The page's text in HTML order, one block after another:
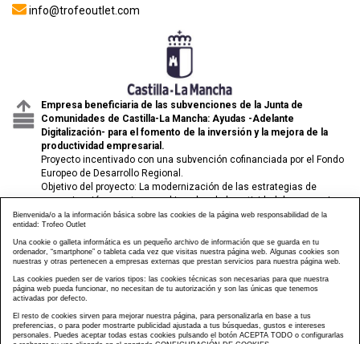
info@trofeoutlet.com
Empresa beneficiaria de las subvenciones de la Junta de
Comunidades de Castilla-La Mancha: Ayudas -Adelante
Digitalización- para el fomento de la inversión y la mejora de la
productividad empresarial.
Proyecto incentivado con una subvención cofinanciada por el Fondo
Europeo de Desarrollo Regional.
Objetivo del proyecto: La modernización de las estrategias de
comunicación y venta para el impulso de la actividad de comercio
electrónico de las pymes.
Bienvenida/o a la información básica sobre las cookies de la página web responsabilidad de la
entidad: Trofeo Outlet
Una cookie o galleta informática es un pequeño archivo de información que se guarda en tu
ordenador, “smartphone” o tableta cada vez que visitas nuestra página web. Algunas cookies son
nuestras y otras pertenecen a empresas externas que prestan servicios para nuestra página web.
Las cookies pueden ser de varios tipos: las cookies técnicas son necesarias para que nuestra
página web pueda funcionar, no necesitan de tu autorización y son las únicas que tenemos
activadas por defecto.
El resto de cookies sirven para mejorar nuestra página, para personalizarla en base a tus
preferencias, o para poder mostrarte publicidad ajustada a tus búsquedas, gustos e intereses
personales. Puedes aceptar todas estas cookies pulsando el botón ACEPTA TODO o configurarlas